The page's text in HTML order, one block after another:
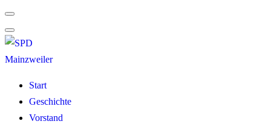
Start
Geschichte
Vorstand